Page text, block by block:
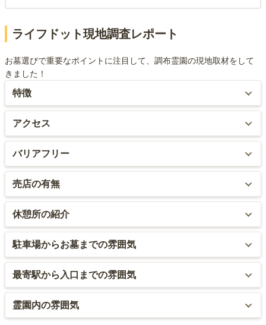
ライフドット現地調査レポート
お墓選びで重要なポイントに注目して、調布霊園の現地取材をして
きました！
特徴
霊園自体は庭園のような作りで非常にきれいで手入れが行き届いて
います。バリアフリーも意識されているため、足の不自由な方でも
難なく移動することができます。
まだ新しいため、霊園内の木が育っておらず、夏場は木陰ができに
くいため、日傘など日差しを遮るものが必須です。霊園の立地とい
う観点で見た場合、駅からバスで行く必要があることがやや難点で
すが、バスの本数が多いため、それほど不便には感じません。
ただ、バス路線によって最寄りのバス停までの所要時間に差があ
り、路線によっては到着までに30分近くかかるものもあります。
このことから、利便性にばらつきがあるといえます。周辺にはスー
パーや飲食店が少ないため、万が一花や線香を忘れた場合、霊園内
で買う以外の方法は難しいでしょう。周辺は、深大寺や神代植物
園、国立天文台など有名なお寺や大きな公園、研究機関などが多く
アクセス
最寄り駅はなく、基本的にバスでの移動になります。
で、アクセスは悪くありません。
ただ、バス路線によっては、霊園最寄りのバス停までの所要時間が
30分近くかかるものもあり、あまり便利とはいえないものもありま
す。
バリアフリー
バリアフリーに対応しており、霊園内は段差をできる限り取り除い
た作りになっています。管理事務所もバリアフリーとなっており、
車いす用のトイレも用意されています。
売店の有無
管理事務所内で花と線香が買えます。周辺にはコンビニはあります
が、花や線香は売っていません。
バスの始点となる吉祥寺や三鷹、調布、武蔵境はそれぞれ商店街が
栄えており、花屋やスーパー等が複数あります。
休憩所の紹介
管理棟に休憩所があります。冷暖房が完備してあり、快適に過ごす
ことができます。
また、管理棟では法事等のイベントができます。霊園内にも休憩で
きるようベンチが設けてありますが、雨風がしのげないのと、まだ
新しい霊園のため植木が育っておらず、暑い季節は直射日光が避け
られないのが難点です。
駐車場からお墓までの雰囲気
駐車場からお墓までの距離は近く、移動が大変ということはありま
せん。
また、駐車場も段差がなくフラットな作りになっています。
最寄駅から入口までの雰囲気
最寄りのバス停の向かい側には調布北高校があり、霊園に隣接して
います。霊園入口に大きな看板はありませんが、霊園前にA型看板が
霊園内の雰囲気